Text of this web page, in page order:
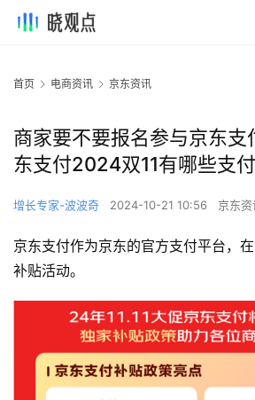
首页 电商资讯 京东资讯
商家要不要报名参与京东支
东支付2024双11有哪些支
增长专家-波波奇 2024-10-21 10:56 京东资
京东支付作为京东的官方支付平台，
补贴活动。